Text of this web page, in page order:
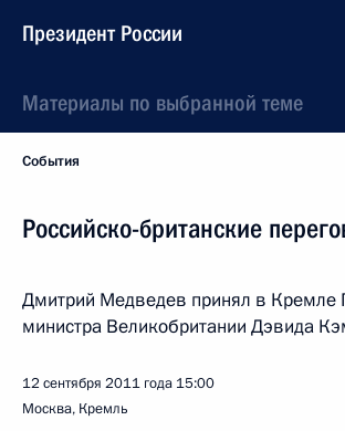
Президент России
Материалы по выбранной теме
События
Российско-британские
Дмитрий Медведев принял в Кремле
министра Великобритании Дэвида
12 сентября 2011 года 15:00
Москва, Кремль